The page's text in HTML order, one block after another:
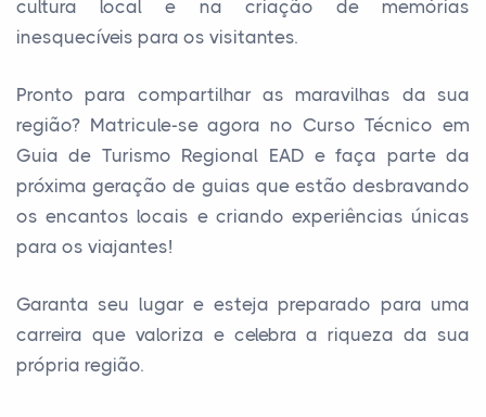
cultura local e na criação de memórias
inesquecíveis para os visitantes.
Pronto para compartilhar as maravilhas da sua
região? Matricule-se agora no Curso Técnico em
Guia de Turismo Regional EAD e faça parte da
próxima geração de guias que estão desbravando
os encantos locais e criando experiências únicas
para os viajantes!
Garanta seu lugar e esteja preparado para uma
carreira que valoriza e celebra a riqueza da sua
própria região.